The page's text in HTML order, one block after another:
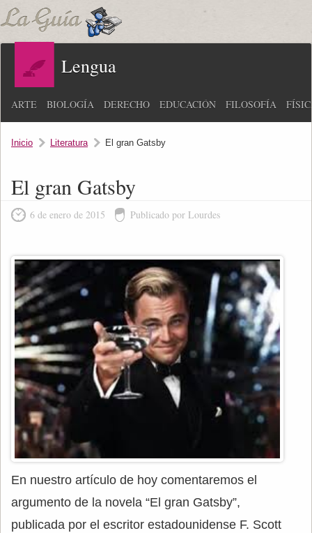
Lengua
ARTE BIOLOGÍA DERECHO EDUCACIÓN FILOSOFÍA
Inicio Literatura El gran Gatsby
El gran Gatsby
6 de enero de 2015 Publicado por Lourdes
En nuestro artículo de hoy comentaremos el
argumento de la novela “El gran Gatsby”,
publicada por el escritor estadounidense F. Scott